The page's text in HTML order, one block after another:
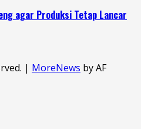
agar Produksi Tetap Lancar
| MoreNews by AF